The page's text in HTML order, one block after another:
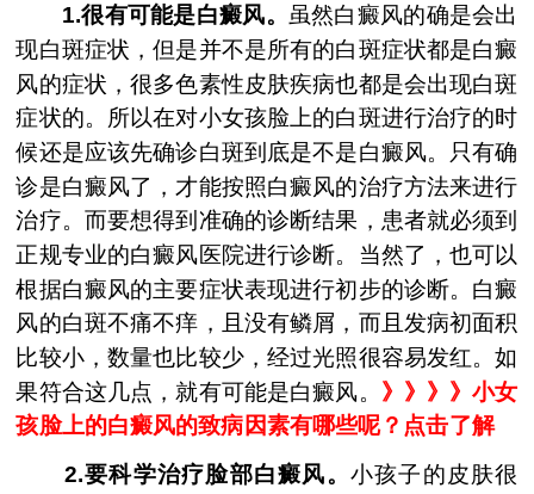
1.很有可能是白癜风。 虽然白癜风的确是会出
现白斑症状，但是并不是所有的白斑症状都是白癜
风的症状，很多色素性皮肤疾病也都是会出现白斑
症状的。所以在对小女孩脸上的白斑进行治疗的时
候还是应该先确诊白斑到底是不是白癜风。只有确
诊是白癜风了，才能按照白癜风的治疗方法来进行
治疗。而要想得到准确的诊断结果，患者就必须到
正规专业的白癜风医院进行诊断。当然了，也可以
根据白癜风的主要症状表现进行初步的诊断。白癜
风的白斑不痛不痒，且没有鳞屑，而且发病初面积
比较小，数量也比较少，经过光照很容易发红。如
果符合这几点，就有可能是白癜风。 》》》》小女
孩脸上的白癜风的致病因素有哪些呢？点击了解
2.要科学治疗脸部白癜风。 小孩子的皮肤很